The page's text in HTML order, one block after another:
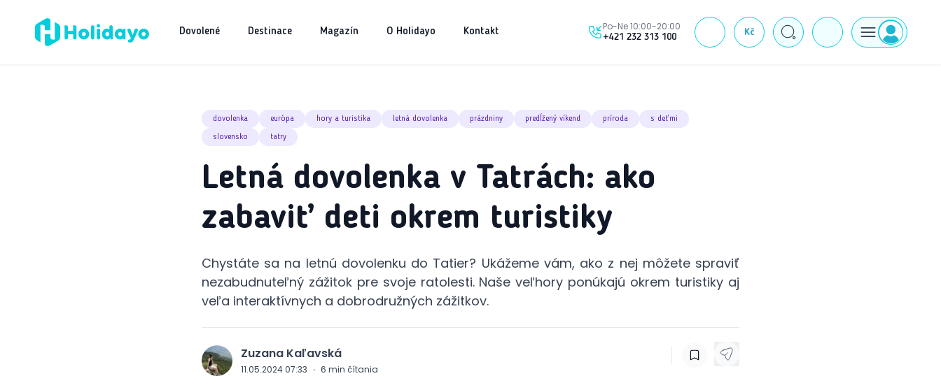
Dovolené Destinace Magazín O Holidayo Kontakt Po-Ne 10:00-20:00
+421 232 313 100 Kč J
dovolenka európa hory a turistika letná dovolenka prázdniny predĺžený víkend príroda s deťmi
slovensko tatry
Letná dovolenka v Tatrách: ako
zabaviť deti okrem turistiky
Chystáte sa na letnú dovolenku do Tatier? Ukážeme vám, ako z nej môžete spraviť
nezabudnuteľný zážitok pre svoje ratolesti. Naše veľhory ponúkajú okrem turistiky aj
veľa interaktívnych a dobrodružných zážitkov.
J Zuzana Kaľavská
11.05.2024 07:33 · 6 min čítania